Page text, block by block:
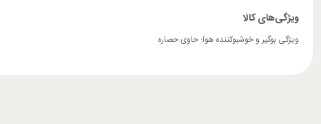
ویژگی بوگیر و خوشبوکننده هوا: حاوی حصاره